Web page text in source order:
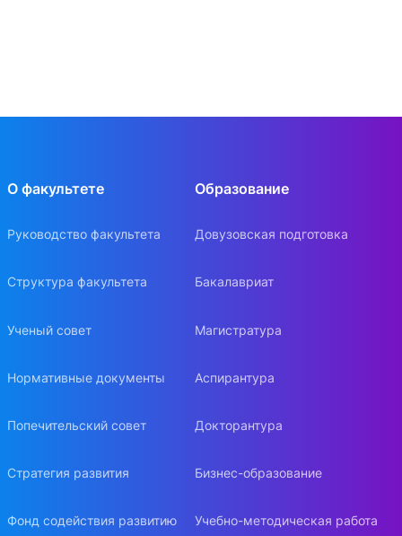
О факультете
Руководство факультета
Структура факультета
Ученый совет
Нормативные документы
Попечительский совет
Стратегия развития
Фонд содействия развитию
Образование
Довузовская подготовка
Бакалавриат
Магистратура
Аспирантура
Докторантура
Бизнес-образование
Учебно-методическая работа